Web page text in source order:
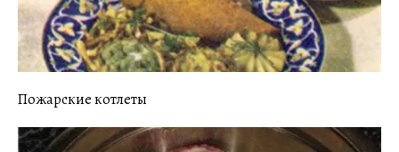
Пожарские котлеты